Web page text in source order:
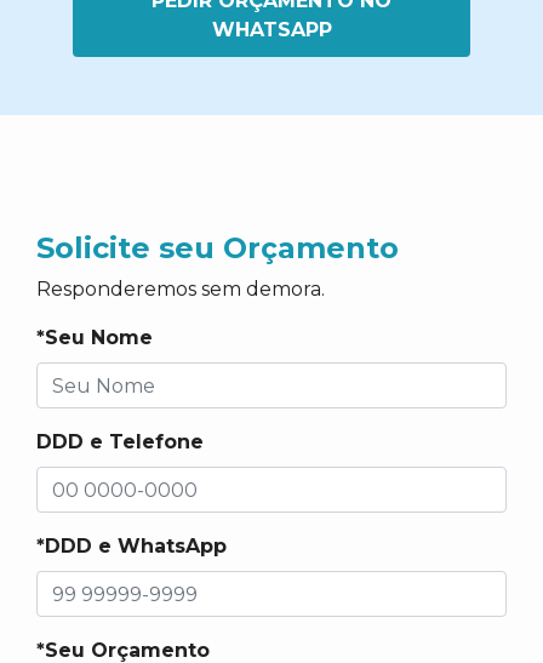
WHATSAPP
Solicite seu Orçamento
Responderemos sem demora.
*Seu Nome
DDD e Telefone
*DDD e WhatsApp
*Seu Orçamento